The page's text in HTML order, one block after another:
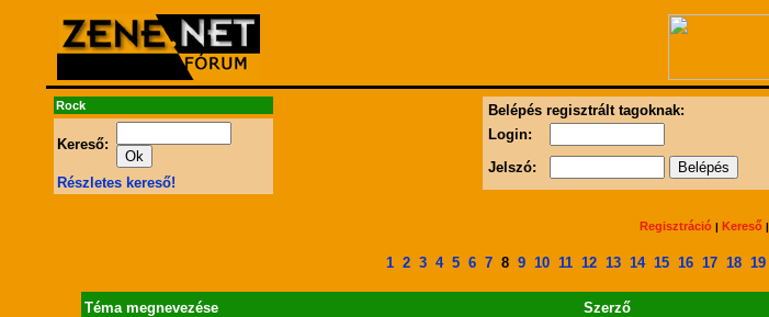
Rock
Kereső:
Részletes kereső!
Belépés regisztrált tagoknak:
Login:
Jelszó:
Regisztráció | Kereső |
1 2 3 4 5 6 7 8 9 10 11 12 13 14 15 16 17 18 19
Téma megnevezése Szerző